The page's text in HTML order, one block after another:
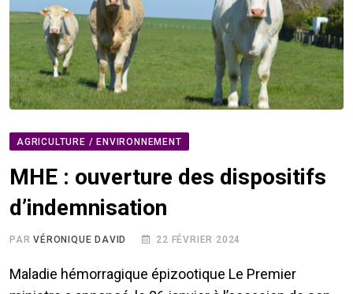
AGRICULTURE / ENVIRONNEMENT
MHE : ouverture des dispositifs
d’indemnisation
PARVÉRONIQUE DAVID 22 FÉVRIER 2024
Maladie hémorragique épizootique Le Premier